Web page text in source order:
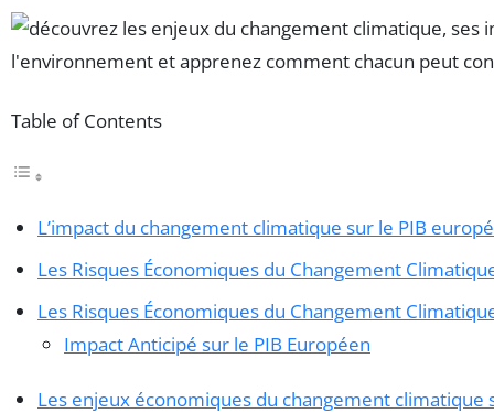
Table of Contents
L’impact du changement climatique sur le PIB
Les Risques Économiques du Changement
Les Risques Économiques du Changement
Impact Anticipé sur le PIB Européen
Les enjeux économiques du changement climatique